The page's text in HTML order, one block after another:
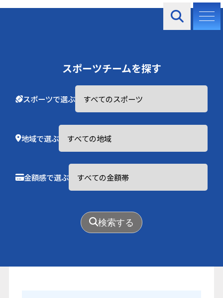
スポーツチームを探す
スポーツで選ぶ
地域で選ぶ
金額感で選ぶ
検索する
精華レオレゾンF.C.